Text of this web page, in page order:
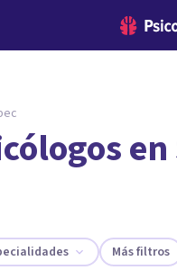
el
ofreceremos los
Más filtros